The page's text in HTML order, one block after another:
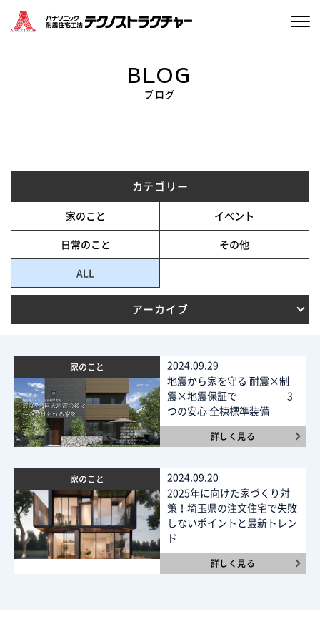
ブログ
資料請求・お問い合わせ
BLOG
ブログ
カテゴリー
家のこと
イベント
日常のこと
その他
ALL
アーカイブ
家のこと
2024.09.29
地震から家を守る 耐震×制
震×地震保証で 3
つの安心 全棟標準装備
詳しく見る
家のこと
2024.09.20
2025年に向けた家づくり対
策！埼玉県の注文住宅で失敗
しないポイントと最新トレン
ド
詳しく見る